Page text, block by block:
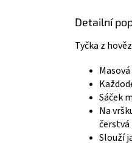
Detailní
Tyčka z
Sáček
Na
čerstvá
Slouží